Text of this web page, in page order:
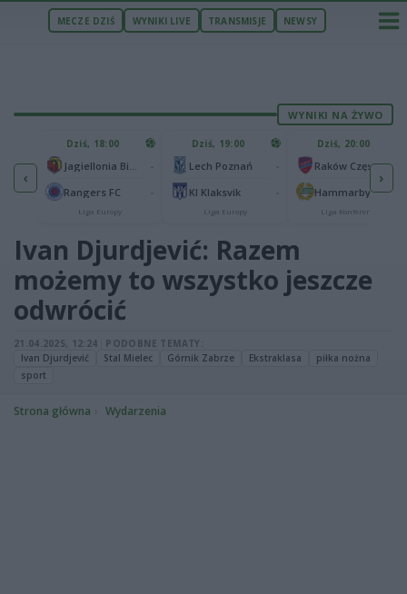
MECZE DZIŚ WYNIKI LIVE TRANSMISJE NEWSY
WYNIKI NA ŻYWO
‹
1
0
Dziś, 18:00
Rangers FC
Liga Europy
Dziś, 19:00
Lech Poznań
KI Klaksvik
Liga Europy
Dziś, 20:00
Raków Częstochowa
Hammarby IF
Liga Konferencji
›
Ivan Djurdjević: Razem
możemy to wszystko jeszcze
odwrócić
21.04.2025, 12:24
PODOBNE TEMATY:
Ivan Djurdjević
Stal Mielec Górnik Zabrze Ekstraklasa
piłka nożna
sport
Strona główna Wydarzenia